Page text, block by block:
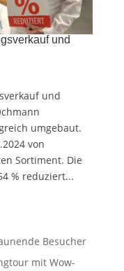
und
und
umgebaut.
von
Sortiment. Die
% reduziert...
Besucher
mit Wow-